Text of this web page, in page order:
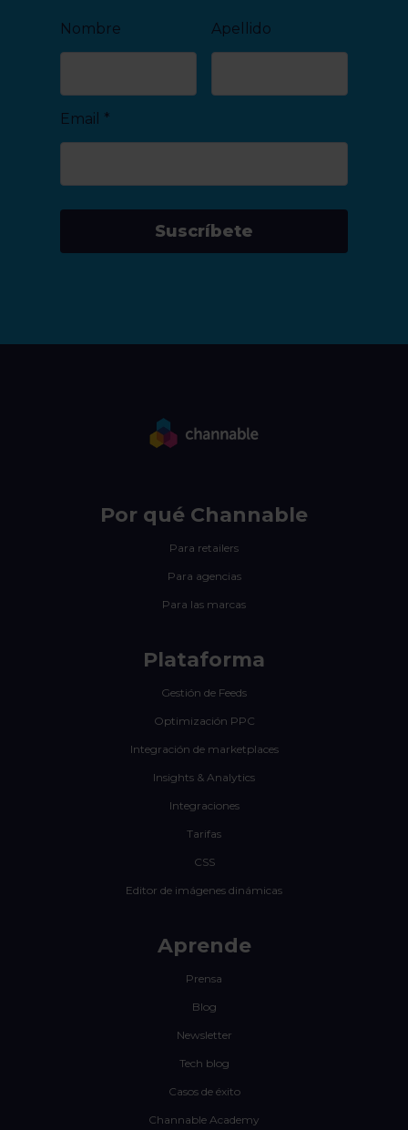
Nombre Apellido
Email *
Suscríbete
Por qué Channable
Para retailers
Para agencias
Para las marcas
Plataforma
Gestión de Feeds
Optimización PPC
Integración de marketplaces
Insights & Analytics
Integraciones
Tarifas
CSS
Editor de imágenes dinámicas
Aprende
Prensa
Blog
Newsletter
Tech blog
Casos de éxito
Channable Academy